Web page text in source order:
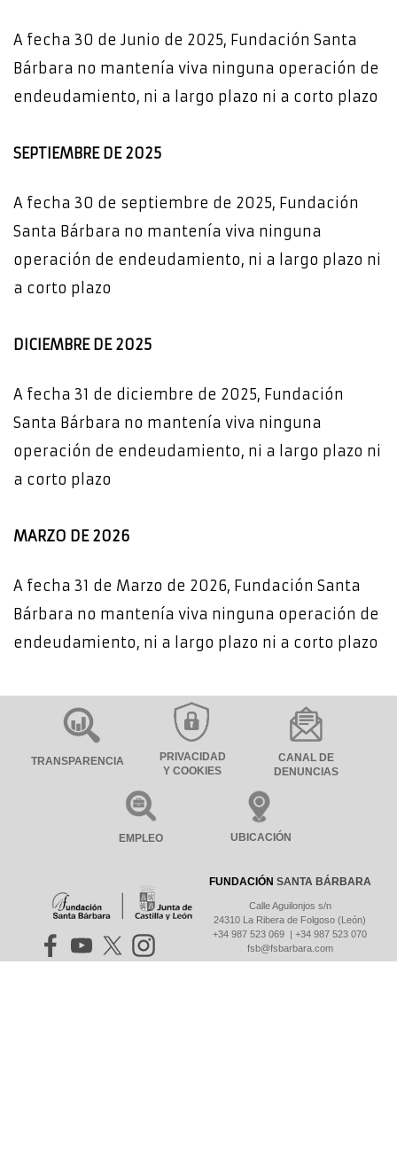
A fecha 30 de Junio de 2025, Fundación Santa
Bárbara no mantenía viva ninguna operación de
endeudamiento, ni a largo plazo ni a corto plazo
SEPTIEMBRE DE 2025
A fecha 30 de septiembre de 2025, Fundación
Santa Bárbara no mantenía viva ninguna
operación de endeudamiento, ni a largo plazo ni
a corto plazo
DICIEMBRE DE 2025
A fecha 31 de diciembre de 2025, Fundación
Santa Bárbara no mantenía viva ninguna
operación de endeudamiento, ni a largo plazo ni
a corto plazo
MARZO DE 2026
A fecha 31 de Marzo de 2026, Fundación Santa
Bárbara no mantenía viva ninguna operación de
endeudamiento, ni a largo plazo ni a corto plazo
FUNDACIÓN SANTA BÁRBARA
Calle Aguilonjos s/n
24310 La Ribera de Folgoso (León)
+34 987 523 069 | +34 987 523 070
fsb@fsbarbara.com
TRANSPARENCIA
CANAL DE
DENUNCIAS
PRIVACIDAD
Y COOKIES
EMPLEO UBICACIÓN